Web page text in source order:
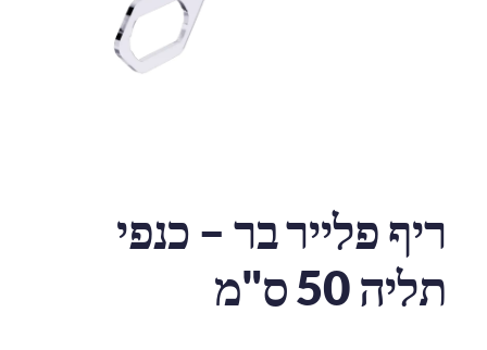
ריף פלייר בר – כנפי
תליה 50 ס"מ